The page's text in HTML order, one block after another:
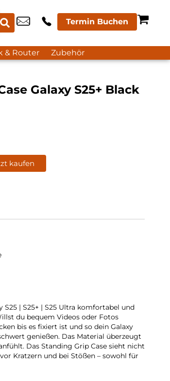
Termin Buchen
& Router Zubehör
Galaxy S25+ Black
kaufen
| S25+ | S25 Ultra komfortabel und
du bequem Videos oder Fotos
bis es fixiert ist und so dein Galaxy
genießen. Das Material überzeugt
Das Standing Grip Case sieht nicht
Kratzern und bei Stößen – sowohl für